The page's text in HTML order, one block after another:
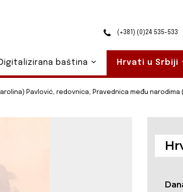
Pavlović, redovnica, Pravednica među narodima
(+381) (0)24 535-533
Digitalizirana baština Hrvati u Srbiji